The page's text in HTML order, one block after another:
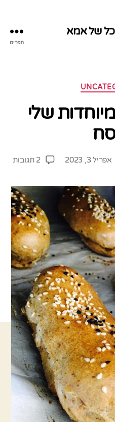
של אמא
תפריט
קטגוריות
שלי
אפריל 3, 2023 2 תגובות
על
שלי